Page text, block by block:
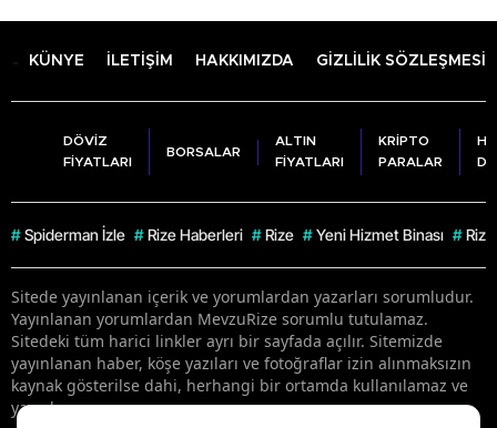
KÜNYE İLETİŞİM HAKKIMIZDA GİZLİLİK SÖZLEŞMESİ
DÖVİZ
FİYATLARI
BORSALAR
ALTIN
FİYATLARI
KRİPTO
PARALAR
# Spiderman İzle # Rize Haberleri # Rize # Yeni Hizmet Binası #
Sitede yayınlanan içerik ve yorumlardan yazarları sorumludur.
Yayınlanan yorumlardan MevzuRize sorumlu tutulamaz.
Sitedeki tüm harici linkler ayrı bir sayfada açılır. Sitemizde
yayınlanan haber, köşe yazıları ve fotoğraflar izin alınmaksızın
kaynak gösterilse dahi, herhangi bir ortamda kullanılamaz ve
yayınlanamaz